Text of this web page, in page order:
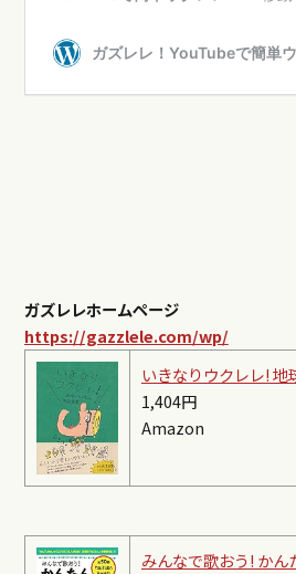
ガズレレホームページ
https://gazzlele.com/wp/
いきなりウクレレ!
1,404円
Amazon
みんなで歌おう! か